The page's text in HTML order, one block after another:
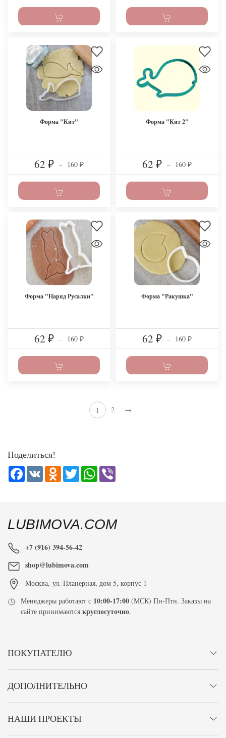
Форма "Кит"
62 ₽ – 160 ₽
Форма "Кит 2"
62 ₽ – 160 ₽
Форма "Наряд Русалки"
62 ₽ – 160 ₽
Форма "Ракушка"
62 ₽ – 160 ₽
1 2 →
Поделиться!
Facebook
VK Odnoklassniki
TwitterWhatsApp
LUBIMOVA.COM
+7 (916) 394-56-42
shop@lubimova.com
Москва, ул. Планерная, дом 5, корпус 1
Менеджеры работают с 10:00-17:00 (МСК) Пн-Птн. Заказы на
сайте принимаютсякруглосуточно.
ПОКУПАТЕЛЮ
ДОПОЛНИТЕЛЬНО
НАШИ ПРОЕКТЫ